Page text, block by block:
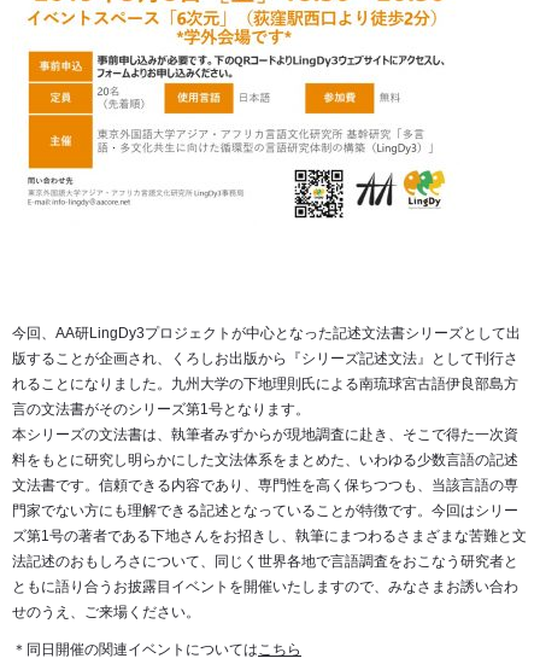
今回、AA研LingDy3プロジェクトが中心となった記述文法書シリーズとして出
版することが企画され、くろしお出版から『シリーズ記述文法』として刊行さ
れることになりました。九州大学の下地理則氏による南琉球宮古語伊良部島方
言の文法書がそのシリーズ第1号となります。
本シリーズの文法書は、執筆者みずからが現地調査に赴き、そこで得た一次資
料をもとに研究し明らかにした文法体系をまとめた、いわゆる少数言語の記述
文法書です。信頼できる内容であり、専門性を高く保ちつつも、当該言語の専
門家でない方にも理解できる記述となっていることが特徴です。今回はシリー
ズ第1号の著者である下地さんをお招きし、執筆にまつわるさまざまな苦難と文
法記述のおもしろさについて、同じく世界各地で言語調査をおこなう研究者と
ともに語り合うお披露目イベントを開催いたしますので、みなさまお誘い合わ
せのうえ、ご来場ください。
＊同日開催の関連イベントについてはこちら